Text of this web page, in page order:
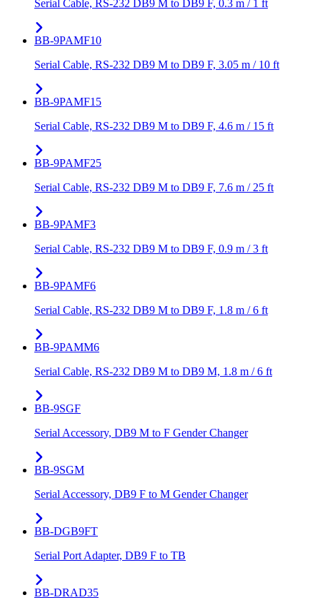
Serial Cable, RS-232 DB9 M to DB9 F, 0.3 m / 1 ft
BB-9PAMF10
Serial Cable, RS-232 DB9 M to DB9 F, 3.05 m / 10 ft
BB-9PAMF15
Serial Cable, RS-232 DB9 M to DB9 F, 4.6 m / 15 ft
BB-9PAMF25
Serial Cable, RS-232 DB9 M to DB9 F, 7.6 m / 25 ft
BB-9PAMF3
Serial Cable, RS-232 DB9 M to DB9 F, 0.9 m / 3 ft
BB-9PAMF6
Serial Cable, RS-232 DB9 M to DB9 F, 1.8 m / 6 ft
BB-9PAMM6
Serial Cable, RS-232 DB9 M to DB9 M, 1.8 m / 6 ft
BB-9SGF
Serial Accessory, DB9 M to F Gender Changer
BB-9SGM
Serial Accessory, DB9 F to M Gender Changer
BB-DGB9FT
Serial Port Adapter, DB9 F to TB
BB-DRAD35